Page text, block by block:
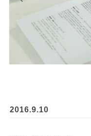
2016.9.10